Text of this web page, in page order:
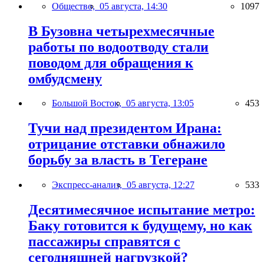
Общество, 05 августа, 14:30 1097
В Бузовна четырехмесячные
работы по водоотводу стали
поводом для обращения к
омбудсмену
Большой Восток, 05 августа, 13:05 453
Тучи над президентом Ирана:
отрицание отставки обнажило
борьбу за власть в Тегеране
Экспресс-анализ, 05 августа, 12:27 533
Десятимесячное испытание метро:
Баку готовится к будущему, но как
пассажиры справятся с
сегодняшней нагрузкой?